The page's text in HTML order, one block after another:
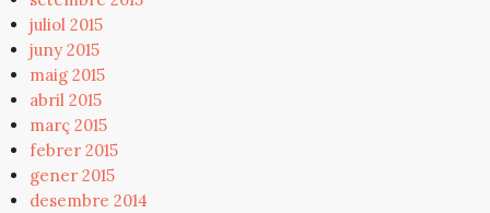
juliol 2015
juny 2015
maig 2015
abril 2015
març 2015
febrer 2015
gener 2015
desembre 2014